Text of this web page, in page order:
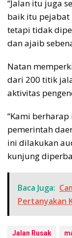
“Jalan itu juga
baik itu
tetapi tidak
dan ajaib
Natan
dari 200 titik
aktivitas
“Kami
pemerintah
ini dilakukan
kunjung
Baca Juga:
Pertanyakan
Jalan Rusak